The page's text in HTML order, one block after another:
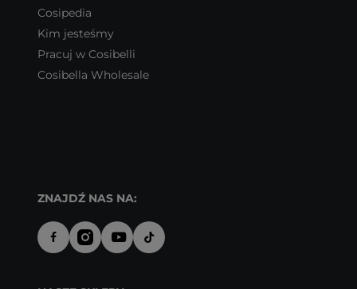
Cosipedia
Kim jesteśmy
Pracuj w Cosibelli
Cosibella Wholesale
ZNAJDŹ NAS NA: